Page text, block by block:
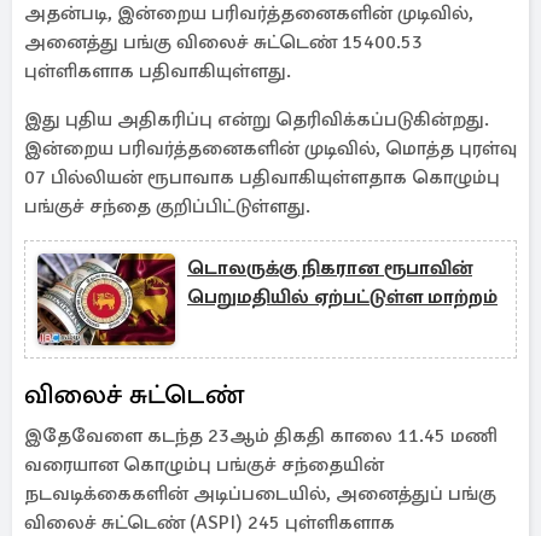
அதன்படி, இன்றைய பரிவர்த்தனைகளின் முடிவில்,
அனைத்து பங்கு விலைச் சுட்டெண் 15400.53
புள்ளிகளாக பதிவாகியுள்ளது.
இது புதிய அதிகரிப்பு என்று தெரிவிக்கப்படுகின்றது.
இன்றைய பரிவர்த்தனைகளின் முடிவில், மொத்த புரள்வு
07 பில்லியன் ரூபாவாக பதிவாகியுள்ளதாக கொழும்பு
பங்குச் சந்தை குறிப்பிட்டுள்ளது.
டொலருக்கு நிகரான ரூபாவின்
பெறுமதியில் ஏற்பட்டுள்ள மாற்றம்
விலைச் சுட்டெண்
இதேவேளை கடந்த 23ஆம் திகதி காலை 11.45 மணி
வரையான கொழும்பு பங்குச் சந்தையின்
நடவடிக்கைகளின் அடிப்படையில், அனைத்துப் பங்கு
விலைச் சுட்டெண் (ASPI) 245 புள்ளிகளாக